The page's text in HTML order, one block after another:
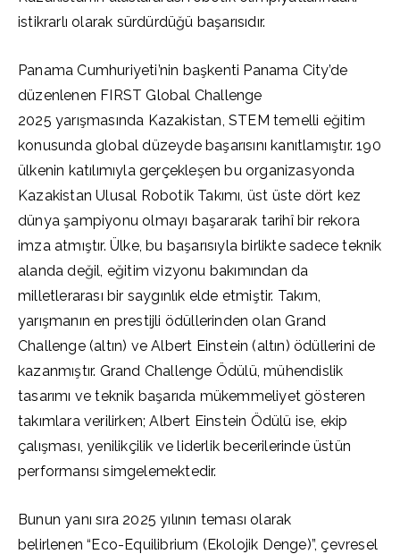
istikrarlı olarak sürdürdüğü başarısıdır.
Panama Cumhuriyeti’nin başkenti Panama City’de
düzenlenen FIRST Global Challenge
2025 yarışmasında Kazakistan, STEM temelli eğitim
konusunda global düzeyde başarısını kanıtlamıştır. 190
ülkenin katılımıyla gerçekleşen bu organizasyonda
Kazakistan Ulusal Robotik Takımı, üst üste dört kez
dünya şampiyonu olmayı başararak tarihî bir rekora
imza atmıştır. Ülke, bu başarısıyla birlikte sadece teknik
alanda değil, eğitim vizyonu bakımından da
milletlerarası bir saygınlık elde etmiştir. Takım,
yarışmanın en prestijli ödüllerinden olan Grand
Challenge (altın) ve Albert Einstein (altın) ödüllerini de
kazanmıştır. Grand Challenge Ödülü, mühendislik
tasarımı ve teknik başarıda mükemmeliyet gösteren
takımlara verilirken; Albert Einstein Ödülü ise, ekip
çalışması, yenilikçilik ve liderlik becerilerinde üstün
performansı simgelemektedir.
Bunun yanı sıra 2025 yılının teması olarak
belirlenen “Eco-Equilibrium (Ekolojik Denge)”, çevresel